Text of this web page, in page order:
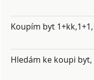
Koupím byt
Hledám ke koupi byt,